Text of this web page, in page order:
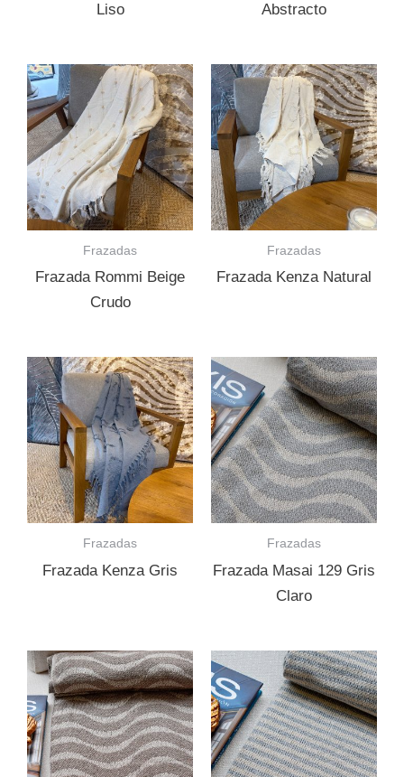
Liso
Abstracto
Frazadas
Frazada Rommi Beige
Crudo
Frazadas
Frazada Kenza Natural
Frazadas
Frazada Kenza Gris
Frazadas
Frazada Masai 129 Gris
Claro